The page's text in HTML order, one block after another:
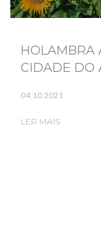
HOLAMBRA
CIDADE DO
04.10.2021
LER MAIS